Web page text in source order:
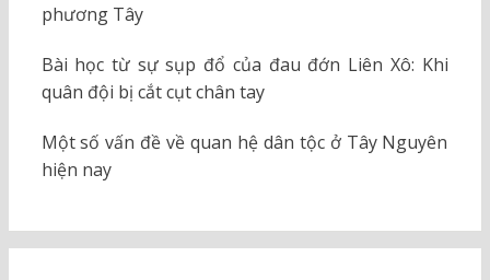
phương Tây
Bài học từ sự sụp đổ của đau đớn Liên Xô: Khi
quân đội bị cắt cụt chân tay
Một số vấn đề về quan hệ dân tộc ở Tây Nguyên
hiện nay